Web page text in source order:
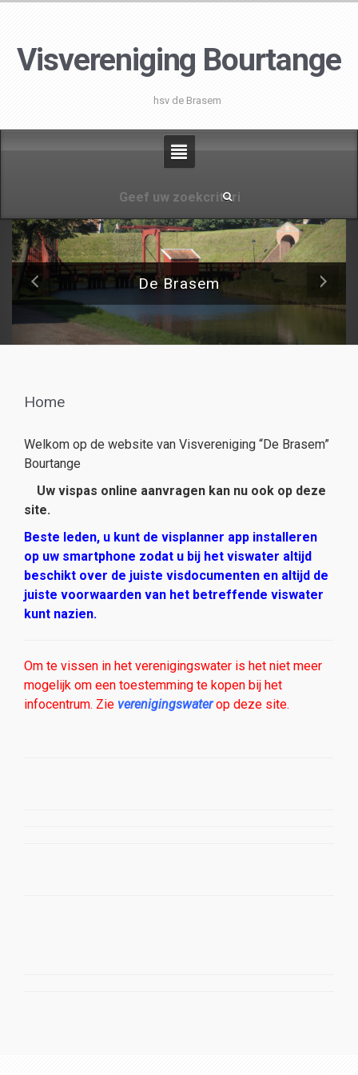
Visvereniging Bourtange
hsv de Brasem
De Brasem
Home
Welkom op de website van Visvereniging “De Brasem”
Bourtange
Uw vispas online aanvragen kan nu ook op deze
site.
Beste leden, u kunt de visplanner app installeren
op uw smartphone zodat u bij het viswater altijd
beschikt over de juiste visdocumenten en altijd de
juiste voorwaarden van het betreffende viswater
kunt nazien.
Om te vissen in het verenigingswater is het niet meer
mogelijk om een toestemming te kopen bij het
infocentrum. Zie verenigingswaterop deze site.